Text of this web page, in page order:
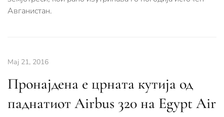
Авганистан.
Мај 21, 2016
Пронајдена е црната кутија од
паднатиот Airbus 320 на Egypt Air